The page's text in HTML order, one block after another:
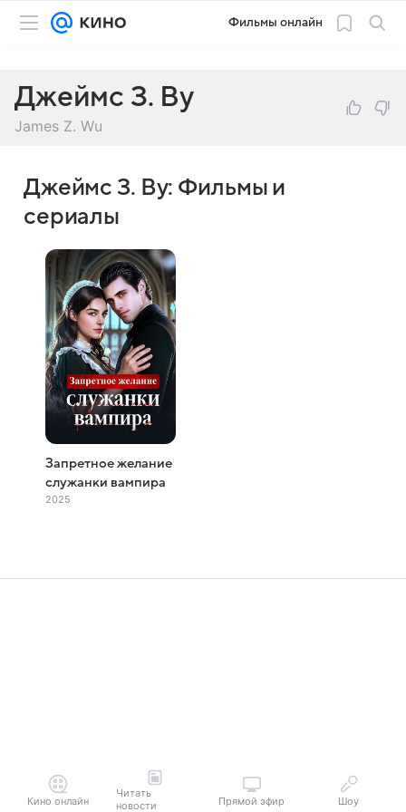
Фильмы онлайн
Джеймс З. Ву
James Z. Wu
Джеймс З. Ву: Фильмы и
сериалы
Запретное желание
служанки вампира
2025
Кино онлайн
Читать
новости
Прямой эфир Шоу